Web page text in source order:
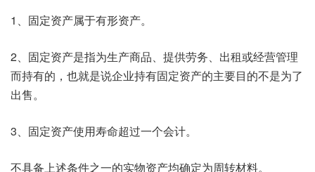
1、固定资产属于有形资产。
2、固定资产是指为生产商品、提供劳务、出租或经营管理
而持有的，也就是说企业持有固定资产的主要目的不是为了
出售。
3、固定资产使用寿命超过一个会计。
不具备上述条件之一的实物资产均确定为周转材料。